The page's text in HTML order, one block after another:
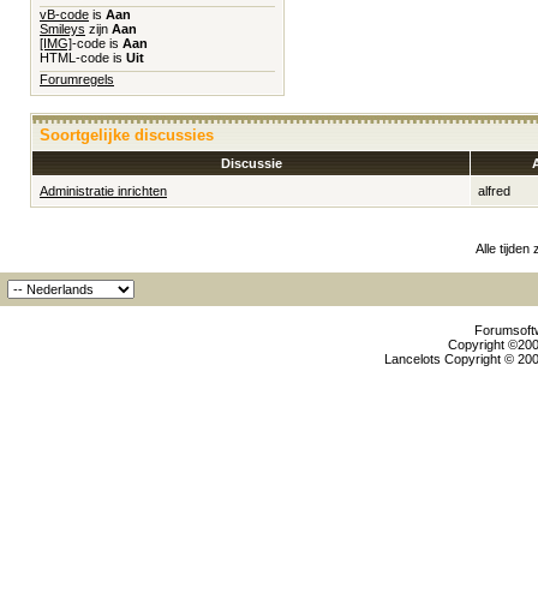
vB-code is Aan
Smileys zijn Aan
[IMG]-code is Aan
HTML-code is Uit
Forumregels
Soortgelijke discussies
Discussie
Administratie inrichten
alfred
Alle tijden
Copyright
Lancelots Copyright ©